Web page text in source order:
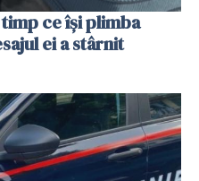
ce își plimba
ei a stârnit